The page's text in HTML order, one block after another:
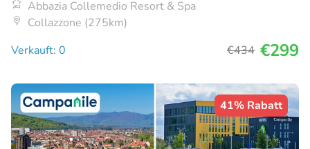
Abbazia Collemedio Resort & Spa
Collazzone (275km)
Verkauft: 0
€434 €299
41% Rabatt